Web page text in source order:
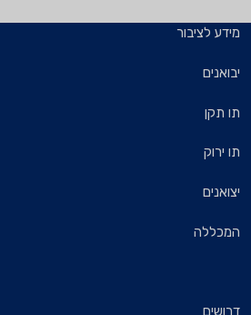
מידע לציבור
יבואנים
תו תקן
תו ירוק
יצואנים
המכללה